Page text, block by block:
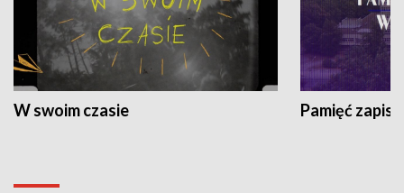
W swoim czasie Pamięć